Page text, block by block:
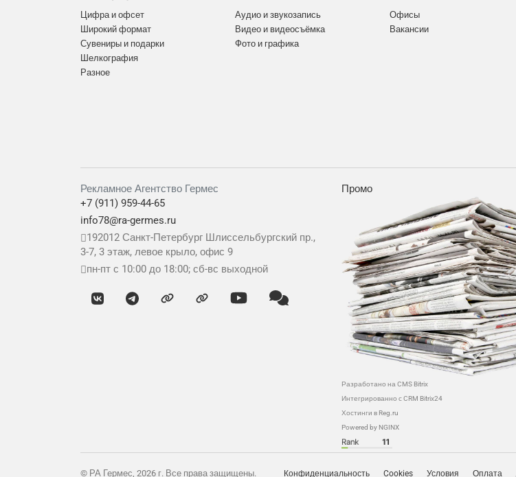
Цифра и офсет
Широкий формат
Сувениры и подарки
Шелкография
Разное
Аудио и звукозапись
Видео и видеосъёмка
Фото и графика
Офисы
Вакансии
Рекламное Агентство Гермес
+7 (911) 959-44-65
info78@ra-germes.ru
192012 Санкт-Петербург Шлиссельбургский пр.,
3-7, 3 этаж, левое крыло, офис 9
пн-пт с 10:00 до 18:00; сб-вс выходной
Промо
Разработано на CMS Bitrix
Интегрированно с CRM Bitrix24
Хостинги в Reg.ru
Powered by NGINX
© РА Гермес, 2026 г. Все права защищены. Конфиденциальность Cookies Условия Оплата